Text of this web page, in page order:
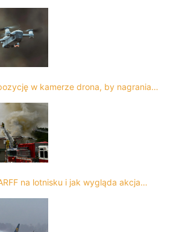
w kamerze drona, by nagrania…
na lotnisku i jak wygląda akcja…